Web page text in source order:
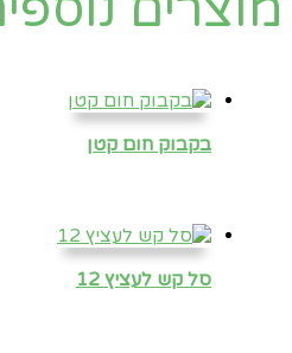
בקבוק חום קטן
סל קש לעציץ 12